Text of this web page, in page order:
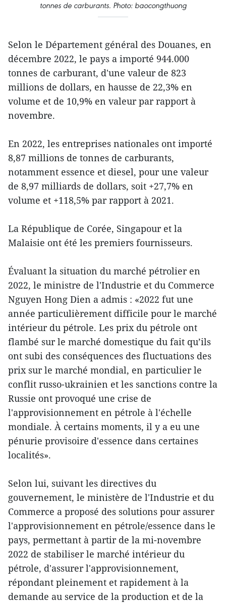
tonnes de carburants. Photo: baocongthuong
Selon le Département général des Douanes, en
décembre 2022, le pays a importé 944.000
tonnes de carburant, d'une valeur de 823
millions de dollars, en hausse de 22,3% en
volume et de 10,9% en valeur par rapport à
novembre.
En 2022, les entreprises nationales ont importé
8,87 millions de tonnes de carburants,
notamment essence et diesel, pour une valeur
de 8,97 milliards de dollars, soit +27,7% en
volume et +118,5% par rapport à 2021.
La République de Corée, Singapour et la
Malaisie ont été les premiers fournisseurs.
Évaluant la situation du marché pétrolier en
2022, le ministre de l'Industrie et du Commerce
Nguyen Hong Dien a admis : «2022 fut une
année particulièrement difficile pour le marché
intérieur du pétrole. Les prix du pétrole ont
flambé sur le marché domestique du fait qu’ils
ont subi des conséquences des fluctuations des
prix sur le marché mondial, en particulier le
conflit russo-ukrainien et les sanctions contre la
Russie ont provoqué une crise de
l'approvisionnement en pétrole à l'échelle
mondiale. À certains moments, il y a eu une
pénurie provisoire d'essence dans certaines
localités».
Selon lui, suivant les directives du
gouvernement, le ministère de l'Industrie et du
Commerce a proposé des solutions pour assurer
l'approvisionnement en pétrole/essence dans le
pays, permettant à partir de la mi-novembre
2022 de stabiliser le marché intérieur du
pétrole, d'assurer l'approvisionnement,
répondant pleinement et rapidement à la
demande au service de la production et de la